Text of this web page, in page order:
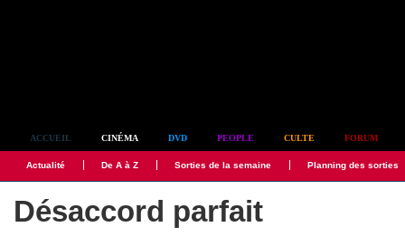
ACCUEIL CINÉMA DVD PEOPLE CULTE FORUM
Actualité De A à Z Sorties de la semaine Planning des sorties
Désaccord parfait